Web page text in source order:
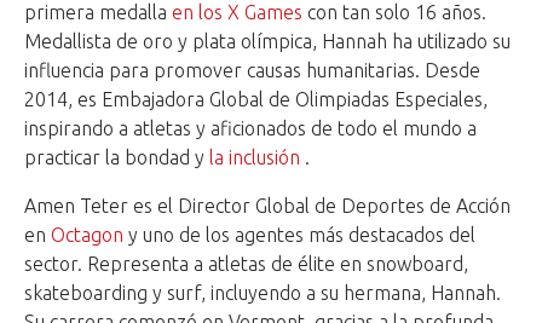
primera medalla en los X Games con tan solo 16 años.
Medallista de oro y plata olímpica, Hannah ha utilizado su
influencia para promover causas humanitarias. Desde
2014, es Embajadora Global de Olimpiadas Especiales,
inspirando a atletas y aficionados de todo el mundo a
practicar la bondad y la inclusión .
Amen Teter es el Director Global de Deportes de Acción
en Octagon y uno de los agentes más destacados del
sector. Representa a atletas de élite en snowboard,
skateboarding y surf, incluyendo a su hermana, Hannah.